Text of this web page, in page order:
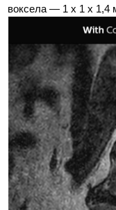
воксела — 1 x 1 x 1,4